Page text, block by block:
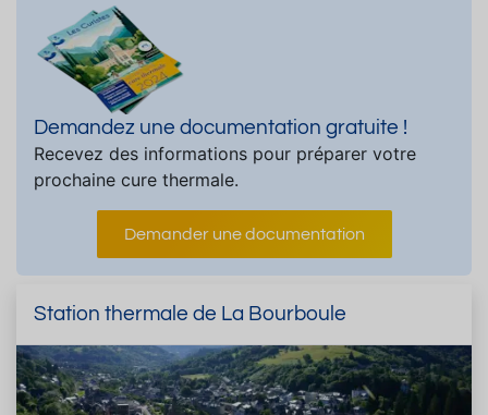
Demandez une documentation gratuite !
Recevez des informations pour préparer votre
prochaine cure thermale.
Demander une documentation
Station thermale de La Bourboule